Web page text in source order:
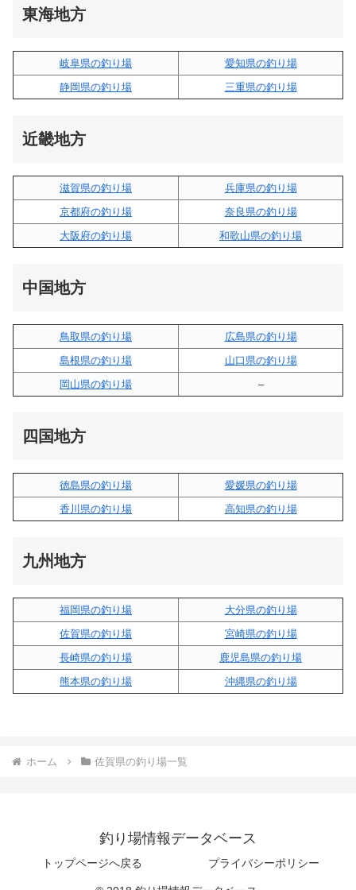
東海地方
岐阜県の釣り場
愛知県の釣り場
静岡県の釣り場
三重県の釣り場
近畿地方
滋賀県の釣り場
兵庫県の釣り場
京都府の釣り場
奈良県の釣り場
大阪府の釣り場
和歌山県の釣り場
中国地方
鳥取県の釣り場
広島県の釣り場
島根県の釣り場
山口県の釣り場
岡山県の釣り場
–
四国地方
徳島県の釣り場
愛媛県の釣り場
香川県の釣り場
高知県の釣り場
九州地方
福岡県の釣り場
大分県の釣り場
佐賀県の釣り場
宮崎県の釣り場
長崎県の釣り場
鹿児島県の釣り場
熊本県の釣り場
沖縄県の釣り場
ホーム 佐賀県の釣り場一覧
釣り場情報データベース
トップページへ戻る プライバシーポリシー